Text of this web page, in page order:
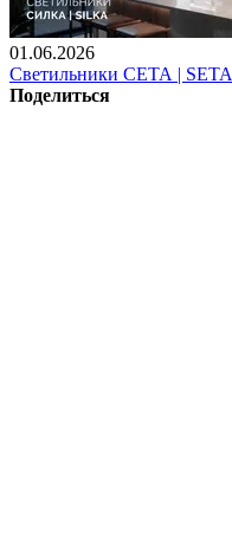
01.06.2026
Светильники СЕТА | SETA
Поделиться